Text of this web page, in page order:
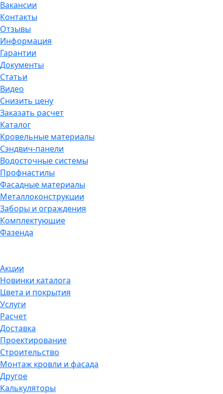
Вакансии
Контакты
Отзывы
Информация
Гарантии
Документы
Статьи
Видео
Снизить цену
Заказать расчет
Каталог
Кровельные материалы
Сэндвич-панели
Водосточные системы
Профнастилы
Фасадные материалы
Металлоконструкции
Заборы и ограждения
Комплектующие
Фазенда
Акции
Новинки каталога
Цвета и покрытия
Услуги
Расчет
Доставка
Проектирование
Строительство
Монтаж кровли и фасада
Другое
Калькуляторы